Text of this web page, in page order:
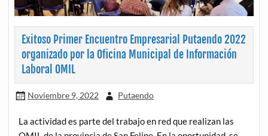
Exitoso Primer Encuentro Empresarial Putaendo 2022
organizado por la Oficina Municipal de Información
Laboral OMIL
Noviembre 9, 2022 Putaendo
La actividad es parte del trabajo en red que realizan las